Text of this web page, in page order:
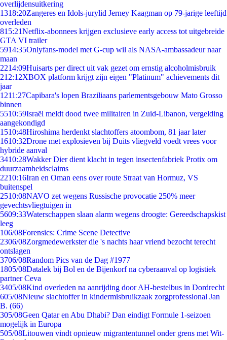
overlijdensuitkering
1318:20Zangeres en Idols-jurylid Jerney Kaagman op 79-jarige leeftijd
overleden
815:21Netflix-abonnees krijgen exclusieve early access tot uitgebreide
GTA VI trailer
5914:35Onlyfans-model met G-cup wil als NASA-ambassadeur naar
maan
2214:09Huisarts per direct uit vak gezet om ernstig alcoholmisbruik
212:12XBOX platform krijgt zijn eigen "Platinum" achievements dit
jaar
1211:27Capibara's lopen Braziliaans parlementsgebouw Mato Grosso
binnen
5510:59Israël meldt dood twee militairen in Zuid-Libanon, vergelding
aangekondigd
1510:48Hiroshima herdenkt slachtoffers atoombom, 81 jaar later
1610:32Drone met explosieven bij Duits vliegveld voedt vrees voor
hybride aanval
3410:28Wakker Dier dient klacht in tegen insectenfabriek Protix om
duurzaamheidsclaims
2210:16Iran en Oman eens over route Straat van Hormuz, VS
buitenspel
2510:08NAVO zet wegens Russische provocatie 250% meer
gevechtsvliegtuigen in
5609:33Waterschappen slaan alarm wegens droogte: Gereedschapskist
leeg
106/08Forensics: Crime Scene Detective
2306/08Zorgmedewerkster die 's nachts haar vriend bezocht terecht
ontslagen
3706/08Random Pics van de Dag #1977
1805/08Datalek bij Bol en de Bijenkorf na cyberaanval op logistiek
partner Ceva
3405/08Kind overleden na aanrijding door AH-bestelbus in Dordrecht
605/08Nieuw slachtoffer in kindermisbruikzaak zorgprofessional Jan
B. (66)
305/08Geen Qatar en Abu Dhabi? Dan eindigt Formule 1-seizoen
mogelijk in Europa
505/08Litouwen vindt opnieuw migrantentunnel onder grens met Wit-